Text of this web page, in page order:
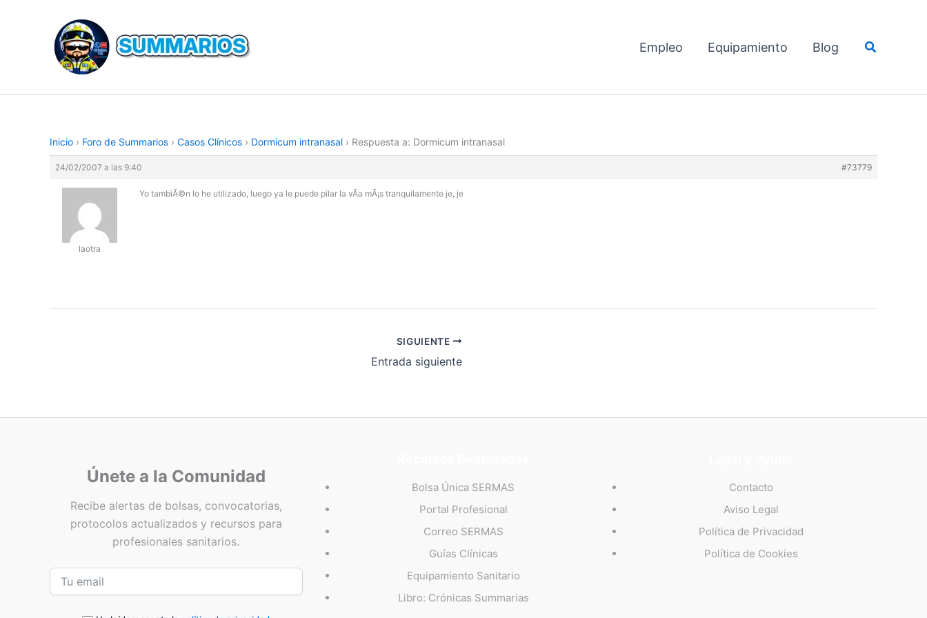
contenido
Empleo Equipamiento Blog Buscar
Inicio › Foro de Summarios › Casos Clí­nicos › Dormicum intranasal › Respuesta a: Dormicum intranasal
24/02/2007 a las 9:40 #73779
laotra
Yo tambiÃ©n lo he utilizado, luego ya le puede pilar la vÃ­a mÃ¡s tranquilamente je, je
SIGUIENTE
Entrada siguiente
Únete a la Comunidad
Recibe alertas de bolsas, convocatorias,
protocolos actualizados y recursos para
profesionales sanitarios.
Bolsa Única SERMAS
Portal Profesional
Correo SERMAS
Guías Clínicas
Equipamiento Sanitario
Libro: Crónicas Summarias
Contacto
Aviso Legal
Política de Privacidad
Política de Cookies